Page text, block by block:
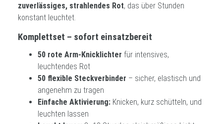
zuverlässiges, strahlendes Rot, das über Stunden
konstant leuchtet.
Komplettset – sofort einsatzbereit
50 rote Arm-Knicklichter für intensives,
leuchtendes Rot
50 flexible Steckverbinder – sicher, elastisch und
angenehm zu tragen
Einfache Aktivierung: Knicken, kurz schütteln, und
leuchten lassen